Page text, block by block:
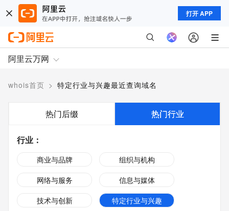
打开 APP
阿里云万网
whois首页 > 特定行业与兴趣最近查询域名
热门后缀 热门行业
行业 ：
商业与品牌
组织与机构
网络与服务
信息与媒体
技术与创新
特定行业与兴趣